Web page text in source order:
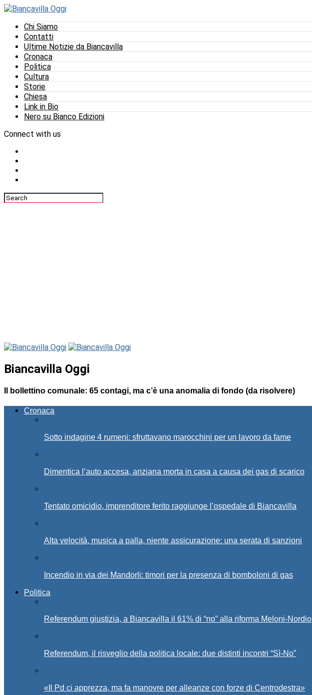
Chi Siamo
Contatti
Ultime Notizie da Biancavilla
Cronaca
Politica
Cultura
Storie
Chiesa
Link in Bio
Nero su Bianco Edizioni
Connect with us
Biancavilla Oggi
Il bollettino comunale: 65 contagi, ma c’è una anomalia di fondo (da risolvere)
Cronaca
Sotto indagine 4 rumeni: sfruttavano marocchini per un lavoro da fame
Dimentica l’auto accesa, anziana morta in casa a causa dei gas di scarico
Tentato omicidio, imprenditore ferito raggiunge l’ospedale di Biancavilla
Alta velocità, musica a palla, niente assicurazione: una serata di sanzioni
Incendio in via dei Mandorli: timori per la presenza di bomboloni di gas
Politica
Referendum giustizia, a Biancavilla il 61% di “no” alla riforma Meloni-Nordio
Referendum, il risveglio della politica locale: due distinti incontri “Sì-No”
«Il Pd ci apprezza, ma fa manovre per alleanze con forze di Centrodestra»